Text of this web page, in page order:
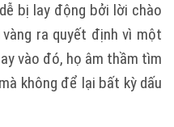
bị lay động bởi lời chào
ra quyết định vì một
vào đó, họ âm thầm tìm
không để lại bất kỳ dấu